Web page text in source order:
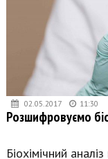
02.05.2017 11:30
Розшифровуємо
Біохімічний